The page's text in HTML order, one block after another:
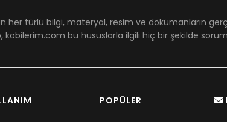
her türlü bilgi, materyal, resim ve dökümanların
kobilerim.com bu hususlarla ilgili hiç bir şekilde
POPÜLER